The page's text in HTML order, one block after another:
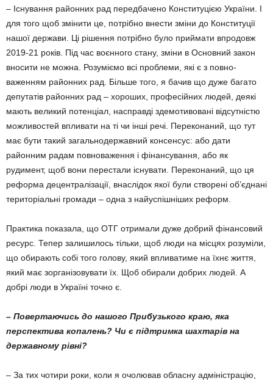
– Існування районних рад передбачено Конституцією України. І
для того щоб змінити це, потрібно внести зміни до Конституції
на­шої держави. Ці рішення потрібно було прий­мати впродовж
2019-21 років. Під час воєн­ного стану, зміни в Основний закон
вносити не можна. Розуміємо всі проблеми, які є з пов­но­
важенням районних рад. Більше того, я бачив що дуже багато
депутатів ра­йонних рад – хороших, професійних людей, деякі
ма­ють великий потенціал, насправді здемо­тивовані відсутністю
можливостей впливати на ті чи інші речі. Переконаний, що тут
має бути такий загальнодержавний консенсус: або дати
районним радам повно­важення і фінансування, або як
рудимент, щоб вони перестали існувати. Переконаний, що ця
реформа децентралізації, внаслідок якої були створені об’єднані
територіальні гро­ма­ди – одна з найуспішніших реформ.
Практика показала, що ОТГ отримали ду­же добрий фінансовий
ресурс. Тепер зали­шилось тільки, щоб люди на місцях розумі­ли,
що обирають собі того голову, який впли­ва­тиме на їхнє життя,
який має зорга­­нізовувати їх. Щоб обирали добрих людей. А
добрі люди в Україні точно є.
– Повертаючись до нашого Прибузь­кого краю, яка
перспектива копалень? Чи є підтримка шахтарів на
державно­му рівні?
– За тих чотири роки, коли я очолював об­ласну адміністрацію,